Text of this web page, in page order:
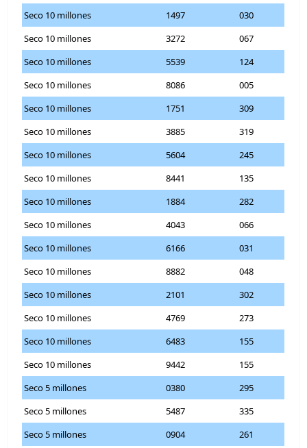
Seco 10 millones
1497
030
Seco 10 millones
3272
067
Seco 10 millones
5539
124
Seco 10 millones
8086
005
Seco 10 millones
1751
309
Seco 10 millones
3885
319
Seco 10 millones
5604
245
Seco 10 millones
8441
135
Seco 10 millones
1884
282
Seco 10 millones
4043
066
Seco 10 millones
6166
031
Seco 10 millones
8882
048
Seco 10 millones
2101
302
Seco 10 millones
4769
273
Seco 10 millones
6483
155
Seco 10 millones
9442
155
Seco 5 millones
0380
295
Seco 5 millones
5487
335
Seco 5 millones
0904 261